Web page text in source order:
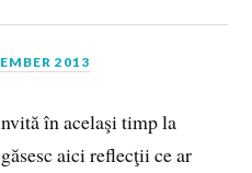
2013
în acelaşi timp la
aici reflecţii ce ar